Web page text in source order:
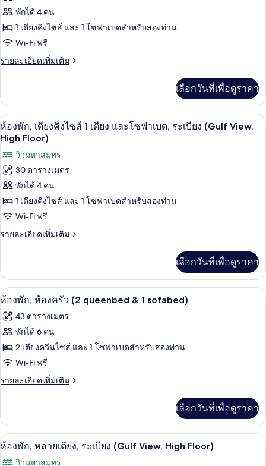
Floor)
ห้อง
นอน,
ระเบียง
(Gulf
View,
High
ของ
ห้อง
พัก,
เตียง
ไซส์
เตียง
และ
โซฟา
เบด,
ระเบียง
(Gulf
พักได้ 4 คน
1 เตียงคิงไซส์ และ 1 โซฟาเบดสำหรับสองท่าน
Wi-Fi ฟรี
รายละเอียดเพิ่มเติม
ราย
เกี่ยว
กับ
ห้อง
พัก,
เตียง
คิง
ไซส์
เตียง
และ
เบด,
ระเบียง
(Gulf
เลือกวันที่เพื่อดูราคา
เปิด
ภาพถ่าย
ทั้งหมด
ของ
ห้อง
พัก,
คิง
1
เตียง
และ
โซฟา
เบด,
ระเบียง
View,
Floor)
ตู้นิรภัยในห้องพัก, โต๊ะทำงาน, พื้นที่ทำ
6
ห้องพัก, เตียงคิงไซส์ 1 เตียง และโซฟาเบด, ระเบียง (Gulf View,
High Floor)
วิวมหาสมุทร
30 ตารางเมตร
พักได้ 4 คน
1 เตียงคิงไซส์ และ 1 โซฟาเบดสำหรับสองท่าน
Wi-Fi ฟรี
รายละเอียดเพิ่มเติม
ราย
เกี่ยว
กับ
ห้อง
เตียง
คิง
เตียง
โซฟา
View,
High
Floor)
เลือกวันที่เพื่อดูราคา
เปิด
ภาพถ่าย
ทั้งหมด
ของ
ห้อง
พัก,
ครัว
(2
queenbed
&
6
ห้องพัก, ห้องครัว (2 queenbed & 1 sofabed)
43 ตารางเมตร
พักได้ 6 คน
2 เตียงควีนไซส์ และ 1 โซฟาเบดสำหรับสองท่าน
Wi-Fi ฟรี
รายละเอียดเพิ่มเติม
ราย
เกี่ยว
กับ
ห้อง
เลือกวันที่เพื่อดูราคา
เปิด
ภาพถ่าย
ตู้นิรภัยในห้องพัก, โต๊ะทำงาน, พื้นที่ท
7
ห้องพัก, หลายเตียง, ระเบียง (Gulf View, High Floor)
วิวมหาสมุทร